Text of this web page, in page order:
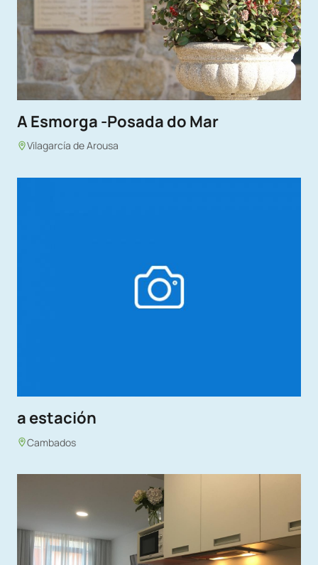
A Esmorga -Posada do Mar
Vilagarcía de Arousa
a estación
Cambados